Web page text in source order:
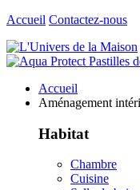
Accueil Contactez-nous
Accueil
Aménagement
Habitat
Chambre
Cuisine